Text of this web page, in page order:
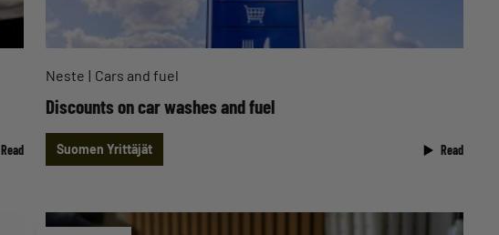
Read
Neste Cars and fuel
Discounts on car washes and fuel
Suomen Yrittäjät Read